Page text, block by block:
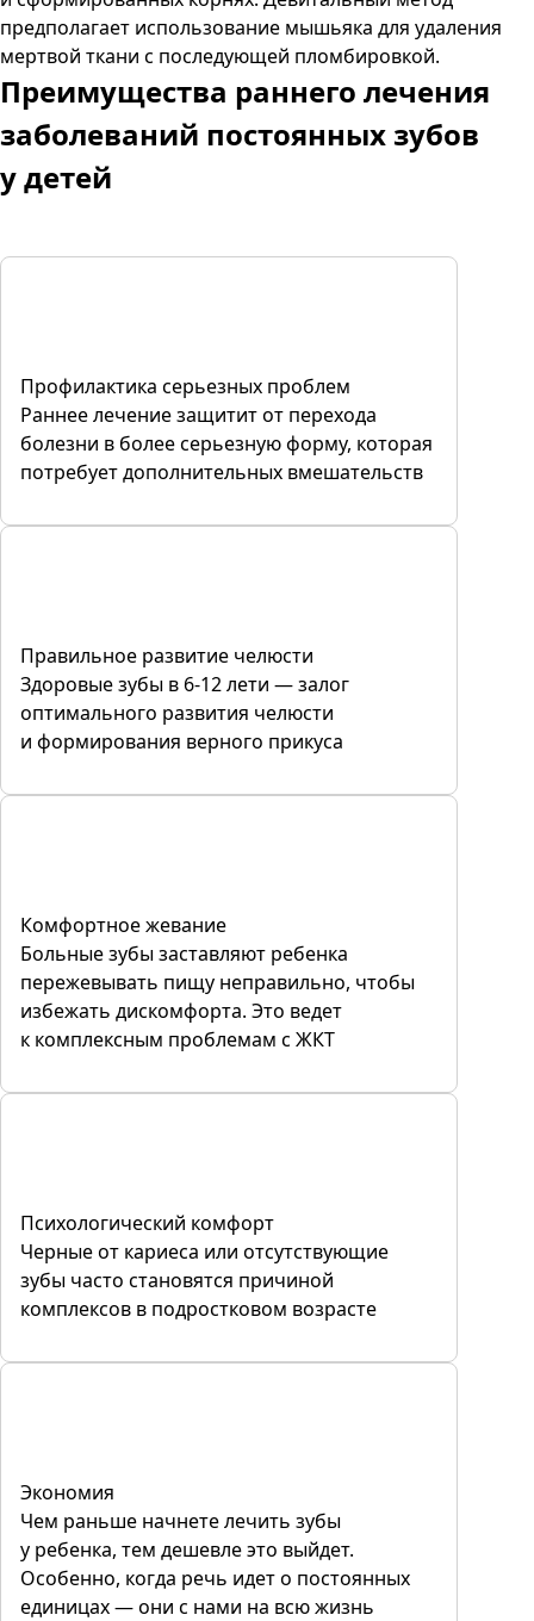
предполагает использование мышьяка для удаления
мертвой ткани с последующей пломбировкой.
Преимущества раннего лечения
заболеваний постоянных зубов
у детей
Профилактика серьезных проблем
Раннее лечение защитит от перехода
болезни в более серьезную форму, которая
потребует дополнительных вмешательств
Правильное развитие челюсти
Здоровые зубы в 6-12 лети — залог
оптимального развития челюсти
и формирования верного прикуса
Комфортное жевание
Больные зубы заставляют ребенка
пережевывать пищу неправильно, чтобы
избежать дискомфорта. Это ведет
к комплексным проблемам с ЖКТ
Психологический комфорт
Черные от кариеса или отсутствующие
зубы часто становятся причиной
комплексов в подростковом возрасте
Экономия
Чем раньше начнете лечить зубы
у ребенка, тем дешевле это выйдет.
Особенно, когда речь идет о постоянных
единицах — они с нами на всю жизнь